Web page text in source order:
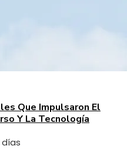
Que Impulsaron El
Y La Tecnología